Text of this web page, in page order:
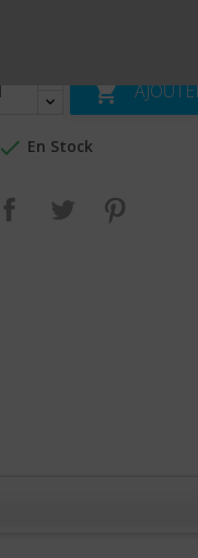

 En Stock
Partager Tweet